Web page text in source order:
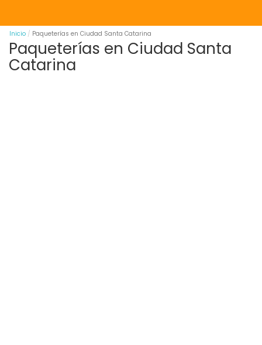
Inicio Paqueterías en Ciudad Santa Catarina
Paqueterías en Ciudad Santa
Catarina